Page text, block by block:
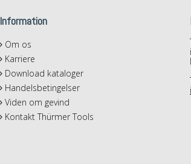
Information
Om os
Karriere
Download kataloger
Handelsbetingelser
Viden om gevind
Kontakt Thürmer Tools